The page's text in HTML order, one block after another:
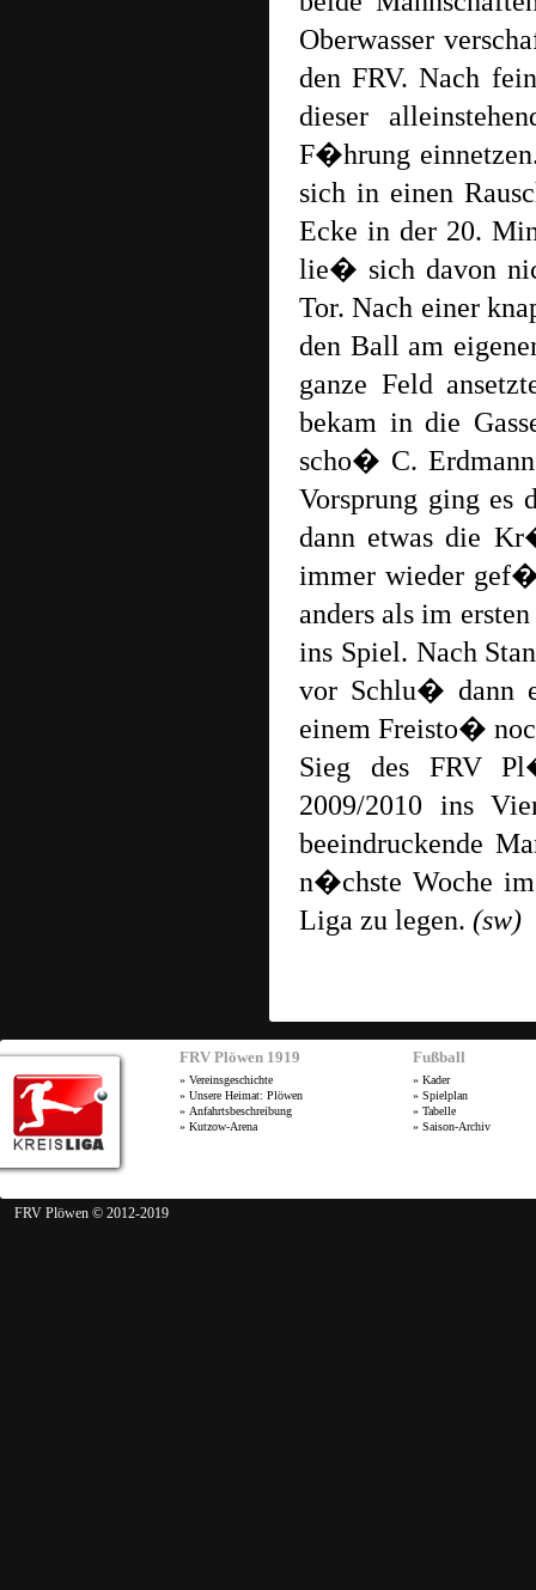
Oberwasser
den FRV. Nach
dieser
F�hrung
sich in einen
Ecke in der 20.
lie� sich davon
Tor. Nach einer
den Ball am
ganze Feld
bekam in die
scho� C.
Vorsprung ging
dann etwas die
immer wieder
anders als im
ins Spiel. Nach
vor Schlu� dann
einem Freisto�
Sieg des FRV
2009/2010 ins
beeindruckende
n�chste Woche
Liga zu legen. (sw)
FRV Plöwen 1919
» Vereinsgeschichte
» Unsere Heimat: Plöwen
» Anfahrtsbeschreibung
» Kutzow-Arena
Fußball
» Kader
» Spielplan
» Tabelle
» Saison-Archiv
FRV Plöwen © 2012-2019